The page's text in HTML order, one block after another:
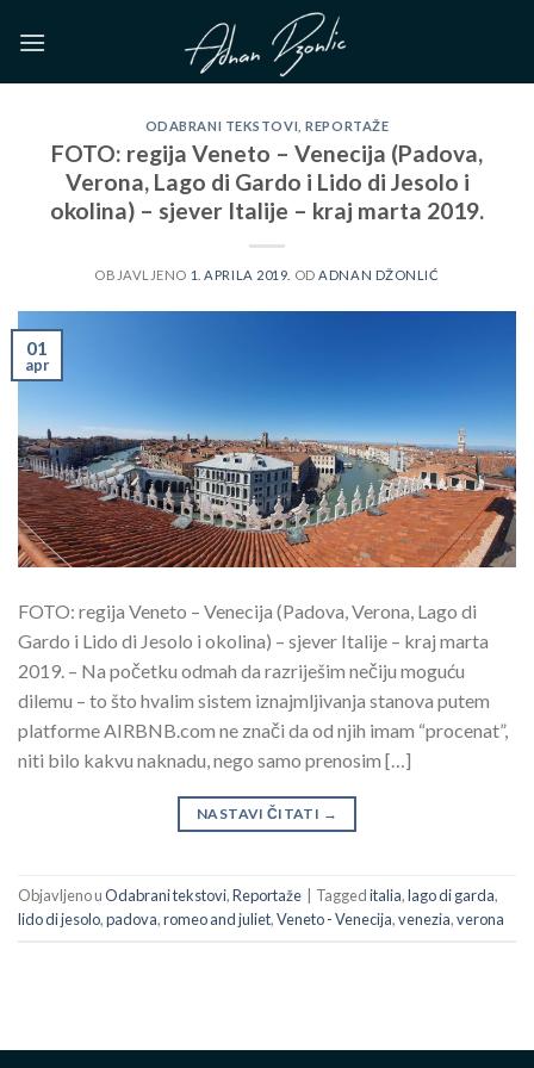
ODABRANI TEKSTOVI ,REPORTAŽE
FOTO: regija Veneto – Venecija (Padova,
Verona, Lago di Gardo i Lido di Jesolo i
okolina) – sjever Italije – kraj marta 2019.
OBJAVLJENO 1. APRILA 2019. OD ADNAN DŽONLIĆ
01
apr
FOTO: regija Veneto – Venecija (Padova, Verona, Lago di
Gardo i Lido di Jesolo i okolina) – sjever Italije – kraj marta
2019. – Na početku odmah da razriješim nečiju moguću
dilemu – to što hvalim sistem iznajmljivanja stanova putem
platforme AIRBNB.com ne znači da od njih imam “procenat”,
niti bilo kakvu naknadu, nego samo prenosim […]
NASTAVI ČITATI →
Objavljeno uOdabrani tekstovi,Reportaže Taggeditalia,lago di garda,
lido di jesolo,padova,romeo and juliet,Veneto - Venecija,venezia,verona